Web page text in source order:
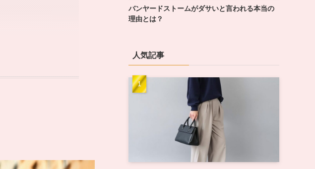
バンヤードストームがダサいと言われる本当の
理由とは？
人気記事